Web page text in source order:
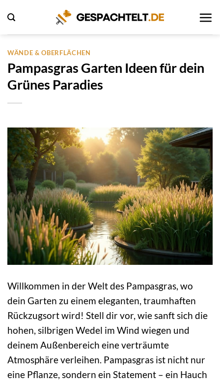
Inhalt
springen
WÄNDE & OBERFLÄCHEN
Pampasgras Garten Ideen für dein
Grünes Paradies
Willkommen in der Welt des Pampasgras, wo
dein Garten zu einem eleganten, traumhaften
Rückzugsort wird! Stell dir vor, wie sanft sich die
hohen, silbrigen Wedel im Wind wiegen und
deinem Außenbereich eine verträumte
Atmosphäre verleihen. Pampasgras ist nicht nur
eine Pflanze, sondern ein Statement – ein Hauch